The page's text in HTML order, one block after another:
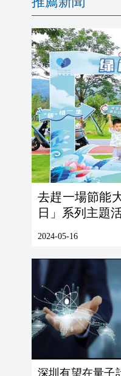
去趕一場節能
日」系列主題
2024-05-16
深圳有望在量子